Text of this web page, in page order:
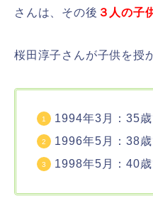
さんは、その後 ３人の子
桜田淳子さんが子供を授
1994年3月：35歳
1996年5月：38歳
1998年5月：40歳